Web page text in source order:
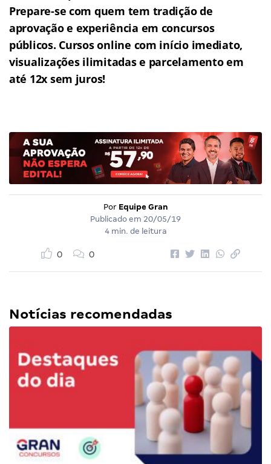
Prepare-se com quem tem tradição de
aprovação e experiência em concursos
públicos. Cursos online com início imediato,
visualizações ilimitadas e parcelamento em
até 12x sem juros!
Por Equipe Gran
Publicado em 20/05/19
4 min. de leitura
0 0
Notícias recomendadas